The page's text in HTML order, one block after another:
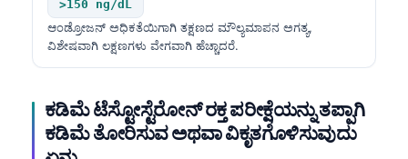
>150 ng/dL
ಆಂಡ್ರೋಜನ್ ಅಧಿಕತೆಯಿಗಾಗಿ ತಕ್ಷಣದ ಮೌಲ್ಯಮಾಪನ ಅಗತ್ಯ,
ವಿಶೇಷವಾಗಿ ಲಕ್ಷಣಗಳು ವೇಗವಾಗಿ ಹೆಚ್ಚಾದರೆ.
ಕಡಿಮೆ ಟೆಸ್ಟೋಸ್ಟೆರೋನ್ ರಕ್ತ ಪರೀಕ್ಷೆಯನ್ನು ತಪ್ಪಾಗಿ
ಕಡಿಮೆ ತೋರಿಸುವ ಅಥವಾ ವಿಕೃತಗೊಳಿಸುವುದು
Català
Қазақ тілі
Hrvatski
Slovenčina